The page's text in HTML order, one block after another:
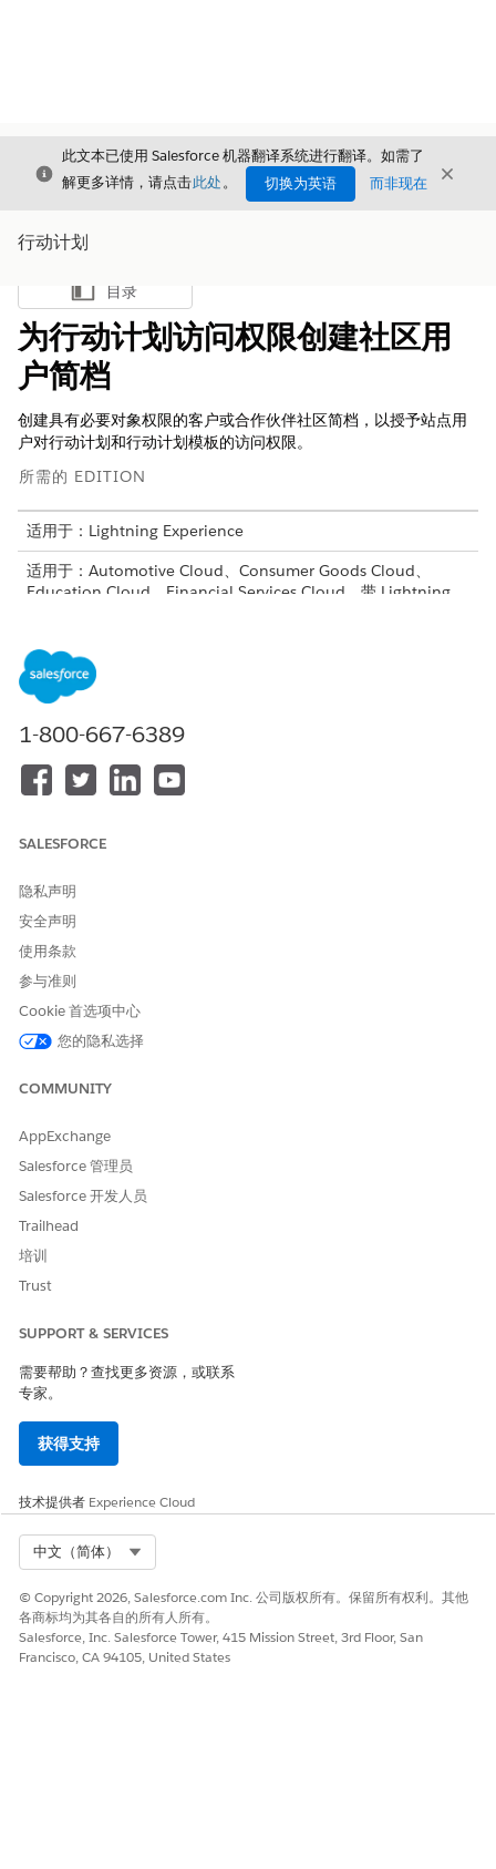
关闭
此文本已使用 Salesforce 机器翻译系统进行翻译。如需了
解更多详情，请点击此处。 切换为英语 而非现在 关闭
行动计划
显示目录
目录
为行动计划访问权限创建社区用
户简档
创建具有必要对象权限的客户或合作伙伴社区简档，以授予站点用
户对行动计划和行动计划模板的访问权限。
所需的 EDITION
适用于：Lightning Experience
适用于：Automotive Cloud、Consumer Goods Cloud、
Education Cloud、Financial Services Cloud、带 Lightning
性。
要创建简档：
备注Salesforce 提供了两种使用简档的方式：增强简档用户界面
并选择用户管理设置
说明适用于增强简档用户界面。
从“设置”中，在快速查找框中输入
在“简档”页面上，单击客户或合作伙伴社区简档旁边的
输入复制的简档的名称并保存。
单项目分配适当级别的创建-读取-更新-删除 (CRUD) 访问权限。
要检查您的站点是否需要社区用户简档上的其他对象或系统权限，
明，请参阅
Experience Cloud 站点，或查看云的文档，了解如何在站点上启用
客户或合作伙伴用户。
本文章是否解决您的问题？
1-800-667-6389
SALESFORCE
隐私声明
安全声明
使用条款
参与准则
Cookie 首选项中心
您的隐私选择
COMMUNITY
AppExchange
Salesforce 管理员
Salesforce 开发人员
Trailhead
培训
Trust
SUPPORT & SERVICES
需要帮助？查找更多资源，或联系
专家。
获得支持
技术提供者 Experience Cloud
中文（简体）
© Copyright 2026, Salesforce.com Inc. 公司版权所有。保留所有权利。其他
各商标均为其各自的所有人所有。
Salesforce, Inc. Salesforce Tower, 415 Mission Street, 3rd Floor, San
Francisco, CA 94105, United States